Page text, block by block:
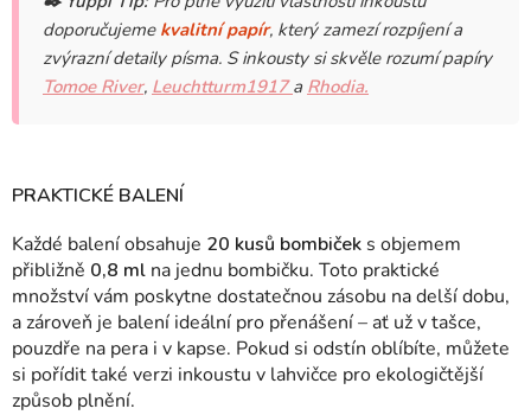
doporučujeme kvalitní papír, který zamezí rozpíjení a
zvýrazní detaily písma. S inkousty si skvěle rozumí papíry
Tomoe River, Leuchtturm1917a Rhodia.
PRAKTICKÉ BALENÍ
Každé balení obsahuje 20 kusů bombiček s objemem
přibližně 0,8 ml na jednu bombičku. Toto praktické
množství vám poskytne dostatečnou zásobu na delší dobu,
a zároveň je balení ideální pro přenášení – ať už v tašce,
pouzdře na pera i v kapse. Pokud si odstín oblíbíte, můžete
si pořídit také verzi inkoustu v lahvičce pro ekologičtější
způsob plnění.